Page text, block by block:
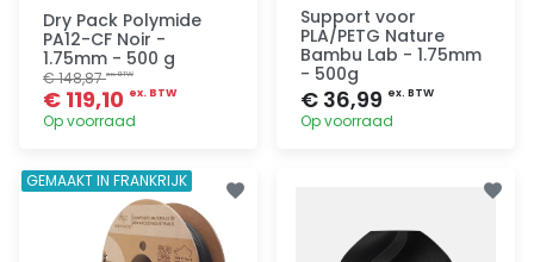
Dry Pack Polymide
PA12-CF Noir -
1.75mm - 500 g
€ 148,87ex. BTW
€ 119,10 ex. BTW
Op voorraad
Toevoegen
Support voor
PLA/PETG Nature
Bambu Lab - 1.75mm
- 500g
€ 36,99 ex. BTW
Op voorraad
GEMAAKT IN FRANKRIJK